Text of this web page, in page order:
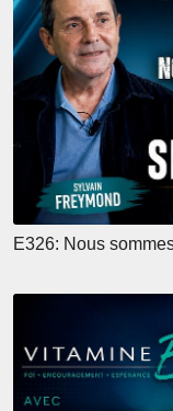
E326: Nous